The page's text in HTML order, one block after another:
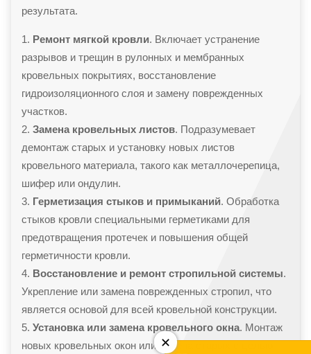
результата.
Ремонт мягкой кровли. Включает устранение
разрывов и трещин в рулонных и мембранных
кровельных покрытиях, восстановление
гидроизоляционного слоя и замену поврежденных
участков.
Замена кровельных листов. Подразумевает
демонтаж старых и установку новых листов
кровельного материала, такого как металлочерепица,
шифер или ондулин.
Герметизация стыков и примыканий. Обработка
стыков кровли специальными герметиками для
предотвращения протечек и повышения общей
герметичности кровли.
Восстановление и ремонт стропильной системы.
Укрепление или замена поврежденных стропил, что
является основой для всей кровельной конструкции.
Установка или замена кровельного окна. Монтаж
новых кровельных окон или замена старых с целью